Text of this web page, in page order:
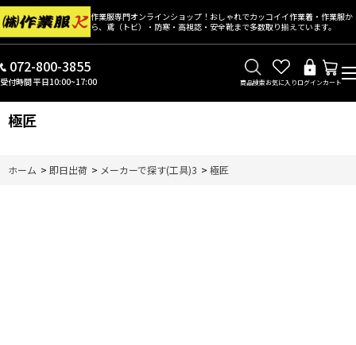
作業服専門オンラインショップ！おしゃれでカッコイイ作業着・作業服か
ら、鳶（トビ）・防寒・高視認・安全靴まで多数取り揃えています。
072-800-3855
受付時間 平日10:00~17:00 商品検索お気に入りログインカート
極匠
ホーム > 即日出荷 > メーカーで探す(工具)3 > 極匠